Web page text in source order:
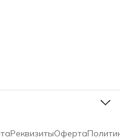
РеквизитыОферта